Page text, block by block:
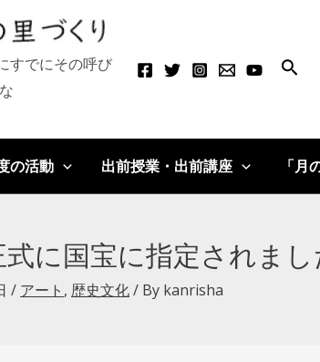
すでにその呼び
検
の活動 出前授業・出前講座 「月
式に国宝に指定されまし
/ アート , 歴史文化/ By kanrisha